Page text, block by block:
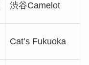
渋谷Camelot
Cat’s Fukuoka